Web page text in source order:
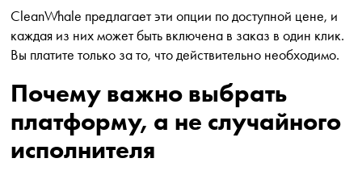
CleanWhale предлагает эти опции по доступной цене, и
каждая из них может быть включена в заказ в один клик.
Вы платите только за то, что действительно необходимо.
Почему важно выбрать
платформу, а не случайного
исполнителя